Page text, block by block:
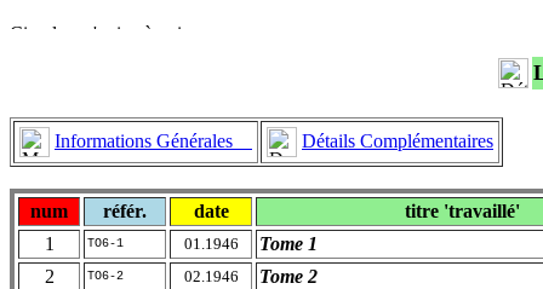
Informations Générales Détails Complémentaires
num référ. date
titre 'travaillé'
1
TO6-1 01.1946
Tome 1
2
TO6-2 02.1946
Tome 2